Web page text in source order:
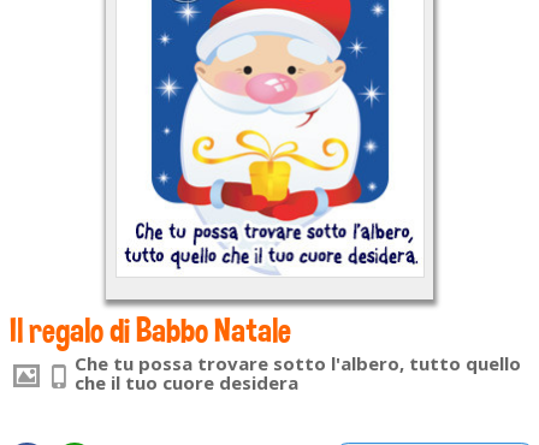
Il regalo di Babbo Natale
Che tu possa trovare sotto l'albero, tutto quello
che il tuo cuore desidera